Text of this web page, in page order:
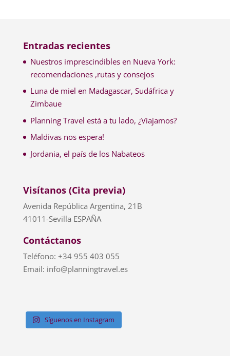
Entradas recientes
Nuestros imprescindibles en Nueva York:
recomendaciones ,rutas y consejos
Luna de miel en Madagascar, Sudáfrica y
Zimbaue
Planning Travel está a tu lado, ¿Viajamos?
Maldivas nos espera!
Jordania, el país de los Nabateos
Visítanos (Cita previa)
Avenida República Argentina, 21B
41011-Sevilla ESPAÑA
Contáctanos
Teléfono: +34 955 403 055
Email: info@planningtravel.es
Síguenos en Instagram